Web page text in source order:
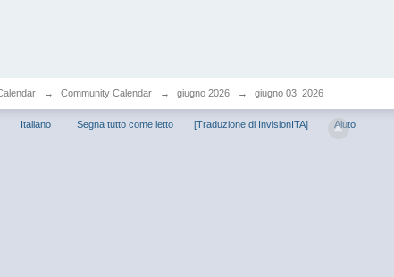
→ Community Calendar → giugno 2026 → giugno 03, 2026
Italiano Segna tutto come letto [Traduzione di InvisionITA] Aiuto